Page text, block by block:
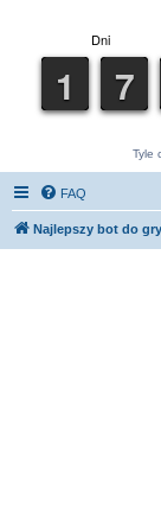
Tyle
FAQ
Najlepszy bot do